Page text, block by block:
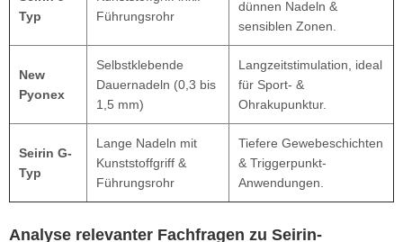
Typ
Führungsrohr
dünnen Nadeln &
sensiblen Zonen.
New
Pyonex
Selbstklebende
Dauernadeln (0,3 bis
1,5 mm)
Langzeitstimulation, ideal
für Sport- &
Ohrakupunktur.
Seirin G-
Typ
Lange Nadeln mit
Kunststoffgriff &
Führungsrohr
Tiefere Gewebeschichten
& Triggerpunkt-
Anwendungen.
Analyse relevanter Fachfragen zu Seirin-